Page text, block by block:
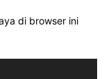
di browser ini